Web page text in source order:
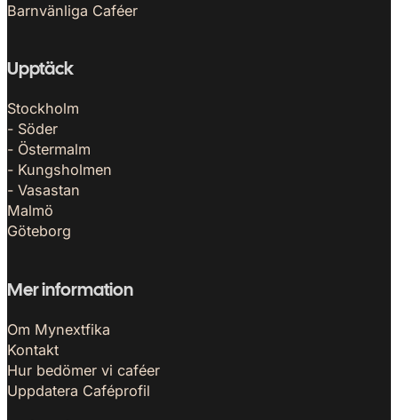
Barnvänliga Caféer
Upptäck
Stockholm
- Söder
- Östermalm
- Kungsholmen
- Vasastan
Malmö
Göteborg
Mer information
Om Mynextfika
Kontakt
Hur bedömer vi caféer
Uppdatera Caféprofil